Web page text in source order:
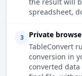
spreadsheet,
3
Private
TableConvert
conversion in
converted